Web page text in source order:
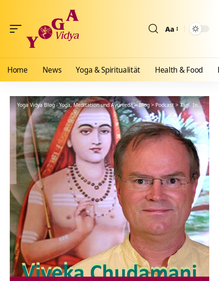
Aa
Home News Yoga & Spiritualität Health & Food
Yoga Vidya Blog - Yoga, Meditation und Ayurveda>Blog> Podcast> Tägl. Inspiration